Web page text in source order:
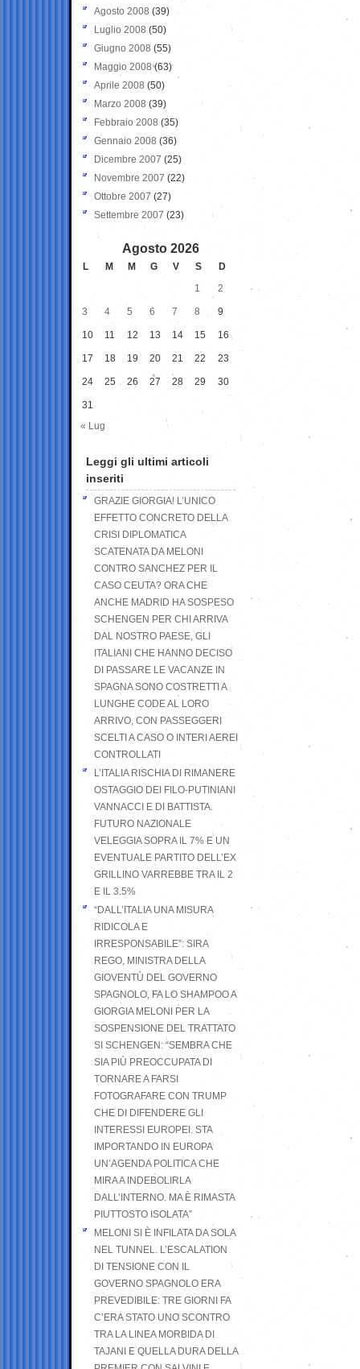
Agosto 2008 (39)
Luglio 2008 (50)
Giugno 2008 (55)
Maggio 2008(63)
Aprile 2008 (50)
Marzo 2008 (39)
Febbraio 2008 (35)
Gennaio 2008 (36)
Dicembre 2007 (25)
Novembre 2007 (22)
Ottobre 2007 (27)
Settembre 2007 (23)
Agosto 2026
L M M G V S
D
1
2
3 4 5 6 7 8 9
10 11 12 13 14 15 16
17 18 19 20 21 22 23
24 25 26 27 28 29 30
31
« Lug
Leggi gli ultimi articoli
inseriti
GRAZIE GIORGIA! L’UNICO
EFFETTO CONCRETO DELLA
CRISI DIPLOMATICA
SCATENATA DA MELONI
CONTRO SANCHEZ PER IL
CASO CEUTA? ORA CHE
ANCHE MADRID HA SOSPESO
SCHENGEN PER CHI ARRIVA
DAL NOSTRO PAESE, GLI
ITALIANI CHE HANNO DECISO
DI PASSARE LE VACANZE IN
SPAGNA SONO COSTRETTI A
LUNGHE CODE AL LORO
ARRIVO, CON PASSEGGERI
SCELTI A CASO O INTERI AEREI
CONTROLLATI
L’ITALIA RISCHIA DI RIMANERE
OSTAGGIO DEI FILO-PUTINIANI
VANNACCI E DI BATTISTA.
FUTURO NAZIONALE
VELEGGIA SOPRA IL 7% E UN
EVENTUALE PARTITO DELL’EX
GRILLINO VARREBBE TRA IL 2
E IL 3.5%
“DALL’ITALIA UNA MISURA
RIDICOLA E
IRRESPONSABILE”: SIRA
REGO, MINISTRA DELLA
GIOVENTÙ DEL GOVERNO
SPAGNOLO, FA LO SHAMPOO A
GIORGIA MELONI PER LA
SOSPENSIONE DEL TRATTATO
SI SCHENGEN: “SEMBRA CHE
SIA PIÙ PREOCCUPATA DI
TORNARE A FARSI
FOTOGRAFARE CON TRUMP
CHE DI DIFENDERE GLI
INTERESSI EUROPEI. STA
IMPORTANDO IN EUROPA
UN’AGENDA POLITICA CHE
MIRA A INDEBOLIRLA
DALL’INTERNO. MA È RIMASTA
PIUTTOSTO ISOLATA”
MELONI SI È INFILATA DA SOLA
NEL TUNNEL. L’ESCALATION
DI TENSIONE CON IL
GOVERNO SPAGNOLO ERA
PREVEDIBILE: TRE GIORNI FA
C’ERA STATO UNO SCONTRO
TRA LA LINEA MORBIDA DI
TAJANI E QUELLA DURA DELLA